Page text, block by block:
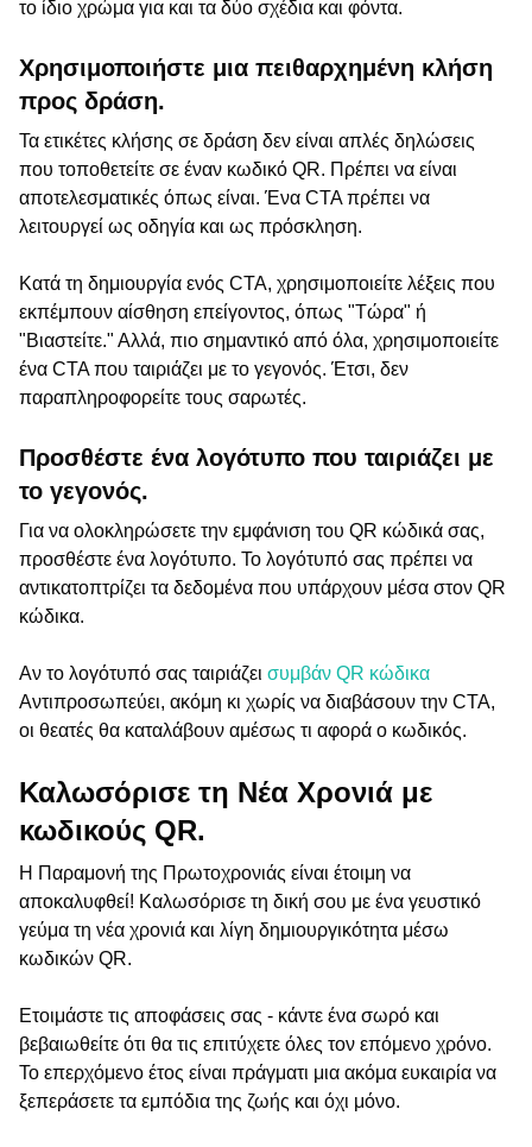
το ίδιο χρώμα για και τα δύο σχέδια και φόντα.
Χρησιμοποιήστε μια πειθαρχημένη κλήση
προς δράση.
Τα ετικέτες κλήσης σε δράση δεν είναι απλές δηλώσεις
που τοποθετείτε σε έναν κωδικό QR. Πρέπει να είναι
αποτελεσματικές όπως είναι. Ένα CTA πρέπει να
λειτουργεί ως οδηγία και ως πρόσκληση.
Κατά τη δημιουργία ενός CTA, χρησιμοποιείτε λέξεις που
εκπέμπουν αίσθηση επείγοντος, όπως "Τώρα" ή
"Βιαστείτε." Αλλά, πιο σημαντικό από όλα, χρησιμοποιείτε
ένα CTA που ταιριάζει με το γεγονός. Έτσι, δεν
παραπληροφορείτε τους σαρωτές.
Προσθέστε ένα λογότυπο που ταιριάζει με
το γεγονός.
Για να ολοκληρώσετε την εμφάνιση του QR κώδικά σας,
προσθέστε ένα λογότυπο. Το λογότυπό σας πρέπει να
αντικατοπτρίζει τα δεδομένα που υπάρχουν μέσα στον QR
κώδικα.
Αν το λογότυπό σας ταιριάζει συμβάν QR κώδικα
Αντιπροσωπεύει, ακόμη κι χωρίς να διαβάσουν την CTA,
οι θεατές θα καταλάβουν αμέσως τι αφορά ο κωδικός.
Καλωσόρισε τη Νέα Χρονιά με
κωδικούς QR.
Η Παραμονή της Πρωτοχρονιάς είναι έτοιμη να
αποκαλυφθεί! Καλωσόρισε τη δική σου με ένα γευστικό
γεύμα τη νέα χρονιά και λίγη δημιουργικότητα μέσω
κωδικών QR.
Ετοιμάστε τις αποφάσεις σας - κάντε ένα σωρό και
βεβαιωθείτε ότι θα τις επιτύχετε όλες τον επόμενο χρόνο.
Το επερχόμενο έτος είναι πράγματι μια ακόμα ευκαιρία να
ξεπεράσετε τα εμπόδια της ζωής και όχι μόνο.